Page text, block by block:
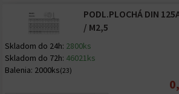
PODL.PLOCHÁ DIN
/ M2,5
Skladom do 24h: 2800ks
Skladom do 72h: 46021ks
Balenia: 2000ks(23)